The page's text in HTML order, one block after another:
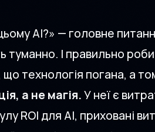
AI?» — головне
туманно. І правильно
технологія погана, а
а не магія.У неї є
ROI для AI, приховані